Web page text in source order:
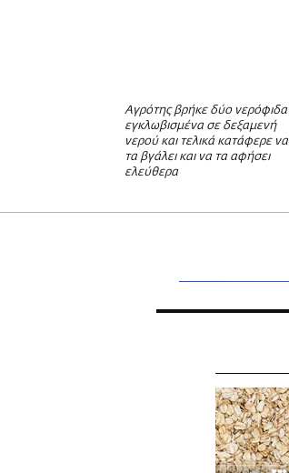
Αγρότης βρήκε δύο νερόφιδα
εγκλωβισμένα σε δεξαμενή
νερού και τελικά κατάφερε να
τα βγάλει και να τα αφήσει
ελεύθερα